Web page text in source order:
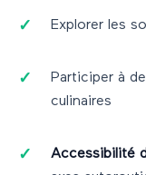
Explorer les
Participer à
culinaires
Accessibilité